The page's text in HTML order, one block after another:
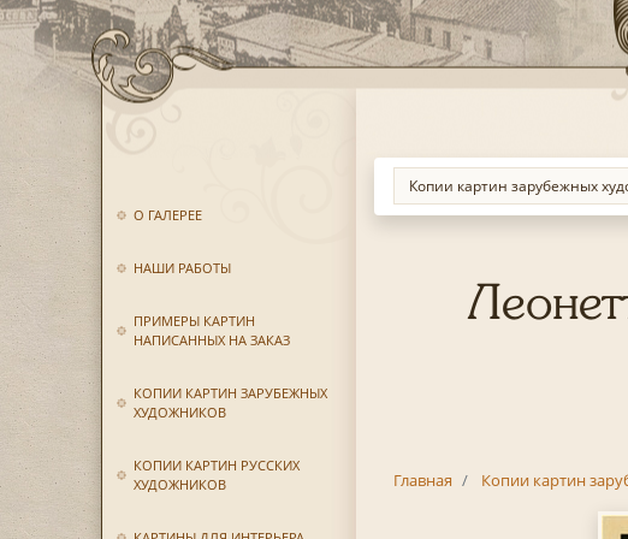
О ГАЛЕРЕЕ
НАШИ РАБОТЫ
ПРИМЕРЫ КАРТИН
НАПИСАННЫХ НА ЗАКАЗ
КОПИИ КАРТИН ЗАРУБЕЖНЫХ
ХУДОЖНИКОВ
КОПИИ КАРТИН РУССКИХ
ХУДОЖНИКОВ
Главная Копии картин